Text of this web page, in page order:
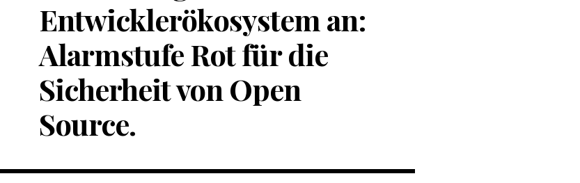
Entwicklerökosystem an:
Alarmstufe Rot für die
Sicherheit von Open
Source.